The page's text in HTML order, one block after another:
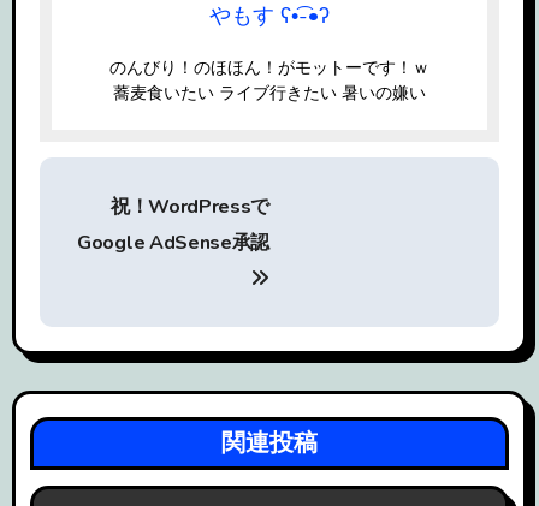
やもす ʕ•͡-•ʔ
のんびり！のほほん！がモットーです！ｗ
蕎麦食いたい ライブ行きたい 暑いの嫌い
投
ビ
ゲ
ー
シ
祝！WordPressで
Google AdSense承認
関連投稿